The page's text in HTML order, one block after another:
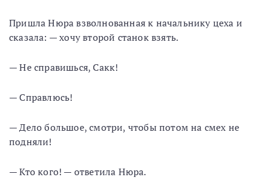
Пришла Нюра взволнованная к начальнику цеха и
сказала: — хочу второй станок взять.
— Не справишься, Сакк!
— Справлюсь!
— Дело большое, смотри, чтобы потом на смех не
подняли!
— Кто кого! — ответила Нюра.